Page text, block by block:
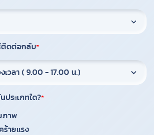
ติดต่อกลับ
เวลา ( 9.00 - 17.00 น.)
ประเภทใด?
ภาพ
ร้ายแรง